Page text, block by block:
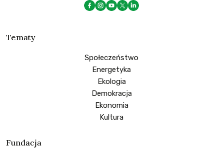
Tematy
Społeczeństwo
Energetyka
Ekologia
Demokracja
Ekonomia
Kultura
Fundacja